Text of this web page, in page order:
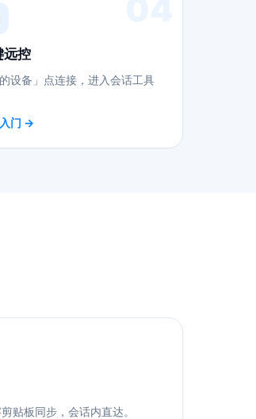
远控
的设备」点连接，进入会话工具
门 →
贴板同步，会话内直达。